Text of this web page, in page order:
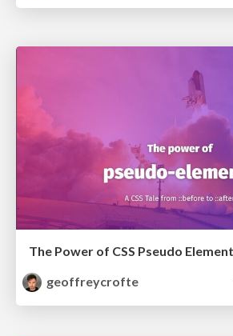
The Power of CSS Pseudo
geoffreycrofte